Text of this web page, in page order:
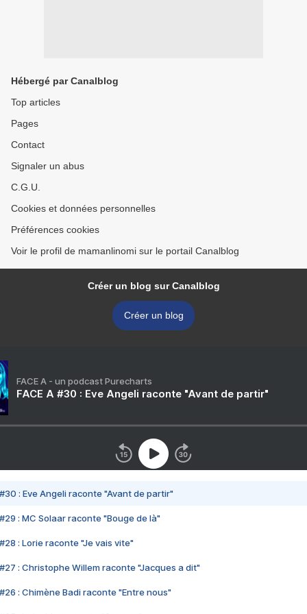
Hébergé par Canalblog
Top articles
Pages
Contact
Signaler un abus
C.G.U.
Cookies et données personnelles
Préférences cookies
Voir le profil de mamanlinomi sur le portail Canalblog
Créer un blog sur Canalblog
Créer un blog
FACE A - un podcast Purecharts
FACE A #30 : Eve Angeli raconte "Avant de partir"
#30 : Eve Angeli raconte "Avant de partir"
#29 : MC Solaar raconte "Bouge de là"
#28 : Lorie raconte "Je vais vite"
#27 : Christophe Willem raconte "Jacques a dit"
#26 : Chimène Badi raconte "Entre nous"